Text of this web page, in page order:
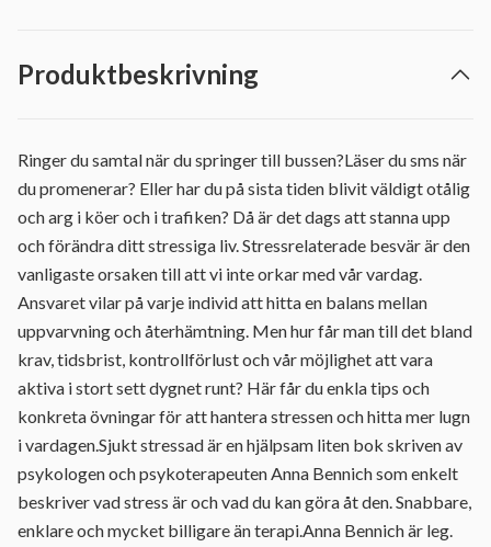
Produktbeskrivning
Ringer du samtal när du springer till bussen?Läser du sms när
du promenerar? Eller har du på sista tiden blivit väldigt otålig
och arg i köer och i trafiken? Då är det dags att stanna upp
och förändra ditt stressiga liv. Stressrelaterade besvär är den
vanligaste orsaken till att vi inte orkar med vår vardag.
Ansvaret vilar på varje individ att hitta en balans mellan
uppvarvning och återhämtning. Men hur får man till det bland
krav, tidsbrist, kontrollförlust och vår möjlighet att vara
aktiva i stort sett dygnet runt? Här får du enkla tips och
konkreta övningar för att hantera stressen och hitta mer lugn
i vardagen.Sjukt stressad är en hjälpsam liten bok skriven av
psykologen och psykoterapeuten Anna Bennich som enkelt
beskriver vad stress är och vad du kan göra åt den. Snabbare,
enklare och mycket billigare än terapi.Anna Bennich är leg.